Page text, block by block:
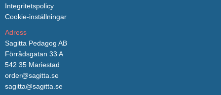
Integritetspolicy
Cookie-inställningar
Adress
Sagitta Pedagog AB
Förrådsgatan 33 A
542 35 Mariestad
order@sagitta.se
sagitta@sagitta.se